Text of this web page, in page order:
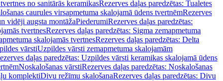
no sanitārās keramikasRezerves daļas paredzētas: Tualetes
caurules virsapmetuma skalojamā ūdens tvertnēmRezerves
vidēji augsta montāžaPiederumiRezerves daļas paredzētas:
tvertnesRezerves daļas paredzētas: Sigma zemapmetuma
skalojamās tvertnesRezerves daļas paredzētas: Delta
vārstiUzpildes vārsti zemapmetuma skalojamām
daļas paredzētas: Uzpildes vārsti keramikas skalojamā ūdens
Noskalošanas vārstiRezerves daļas paredzētas: Noskalošanas
komplektiDivu režīmu skalošanaRezerves daļas paredzētas: Divu